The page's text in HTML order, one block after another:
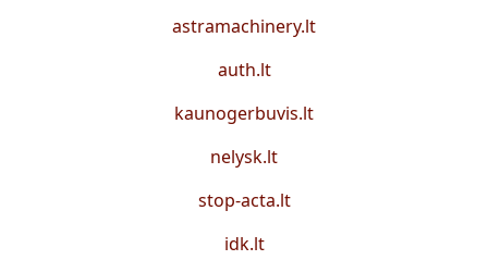
astramachinery.lt
auth.lt
kaunogerbuvis.lt
nelysk.lt
stop-acta.lt
idk.lt